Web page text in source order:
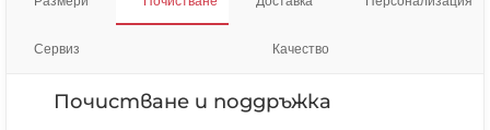
Сервиз Качество
Почистване и поддръжка